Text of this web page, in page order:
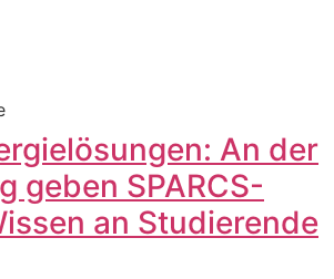
An der
geben SPARCS-
an Studierende